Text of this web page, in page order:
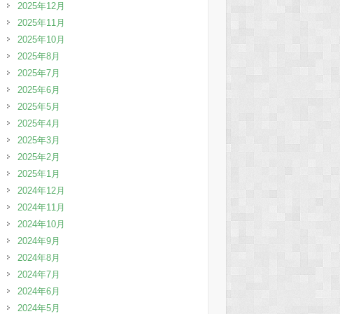
2025年12月
2025年11月
2025年10月
2025年8月
2025年7月
2025年6月
2025年5月
2025年4月
2025年3月
2025年2月
2025年1月
2024年12月
2024年11月
2024年10月
2024年9月
2024年8月
2024年7月
2024年6月
2024年5月